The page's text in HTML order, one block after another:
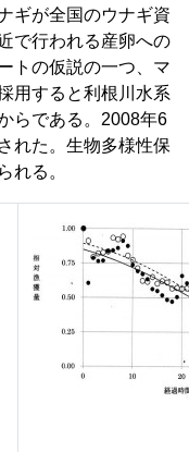
ギが全国のウナギ資
で行われる産卵への
トの仮説の一つ、マ
用すると利根川水系
らである。2008年6
れた。生物多様性保
れる。